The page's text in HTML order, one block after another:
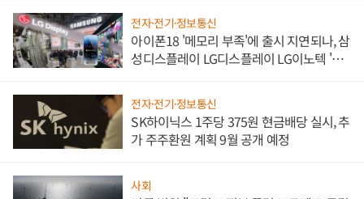
전자·전기·정보통신
아이폰18 '메모리 부족'에 출시 지연되나, 삼
성디스플레이 LG디스플레이 LG이노텍 '탈
전자·전기·정보통신
SK하이닉스 1주당 375원 현금배당 실시, 추
가 주주환원 계획 9월 공개 예정
사회